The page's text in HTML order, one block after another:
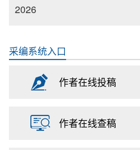
2026
采编系统入口
作者在线投稿
作者在线查稿